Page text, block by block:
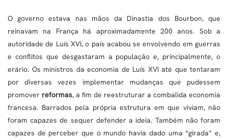
O governo estava nas mãos da Dinastia dos Bourbon, que
reinavam na França há aproximadamente 200 anos. Sob a
autoridade de Luís XVI, o país acabou se envolvendo em guerras
e conflitos que desgastaram a população e, principalmente, o
erário. Os ministros da economia de Luís XVI até que tentaram
por diversas vezes implementar mudanças que pudessem
promover reformas, a fim de reestruturar a combalida economia
francesa. Barrados pela própria estrutura em que viviam, não
foram capazes de sequer defender a ideia. Também não foram
capazes de perceber que o mundo havia dado uma “girada” e,